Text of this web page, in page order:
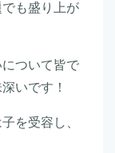
も盛り上が
ついて皆で
いです！
を受容し、